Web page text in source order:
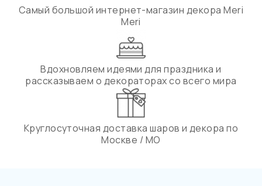
Самый большой интернет-магазин декора Meri
Meri
Вдохновляем идеями для праздника и
рассказываем о декораторах со всего мира
Круглосуточная доставка шаров и декора по
Москве / МО